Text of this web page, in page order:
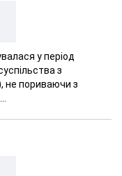
у період
з
не пориваючи з